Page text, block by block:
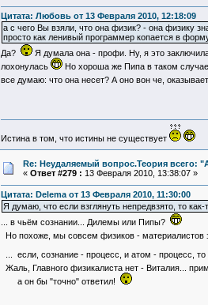
Цитата: Любовь от 13 Февраля 2010, 12:18:09
а с чего Вы взяли, что она физик? - она физику
просто как ленивый программер копается в
Да?
Я думала она - профи. Ну, я это
лохонулась
Но хороша же Пипа в таком
все думаю: что она несет? А оно вон че,
Истина в том, что истины не существует
Re: Неудаляемый вопрос.Теория всего:
« Ответ #279 : 13 Февраля 2010, 13:38:07 »
Цитата: Delema от 13 Февраля 2010, 11:30:00
Я думаю, что если взглянуть непредвзято, то
... в чьём сознании... Дилемы или Пипы?
Но похоже, мы совсем физиков - материалистов
... если, сознание - процесс, и атом - процесс,
Жаль, Главного физикалиста нет - Виталия...
а он бы "точно" ответил!